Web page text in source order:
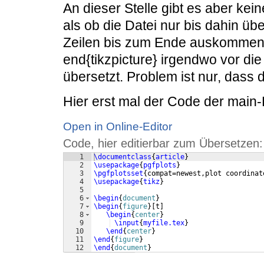
An dieser Stelle gibt es aber
als ob die Datei nur bis dahin
Zeilen bis zum Ende
end{tikzpicture} irgendwo vor
übersetzt. Problem ist nur, dass
Hier erst mal der Code der
Open in Online-Editor
Code, hier editierbar zum Übersetzen:
1
2
3
4
5
6
7
8
9
10
11
12
\documentclass{article}
\usepackage{ pgfplots }
\pgfplotsset{ compat=newest,plot
\usepackage{tikz}
\begin{document }
\begin{ figure} t
\begin{ center}
\input{myfile.tex}
\end { center}
\end { figure}
\end {document }